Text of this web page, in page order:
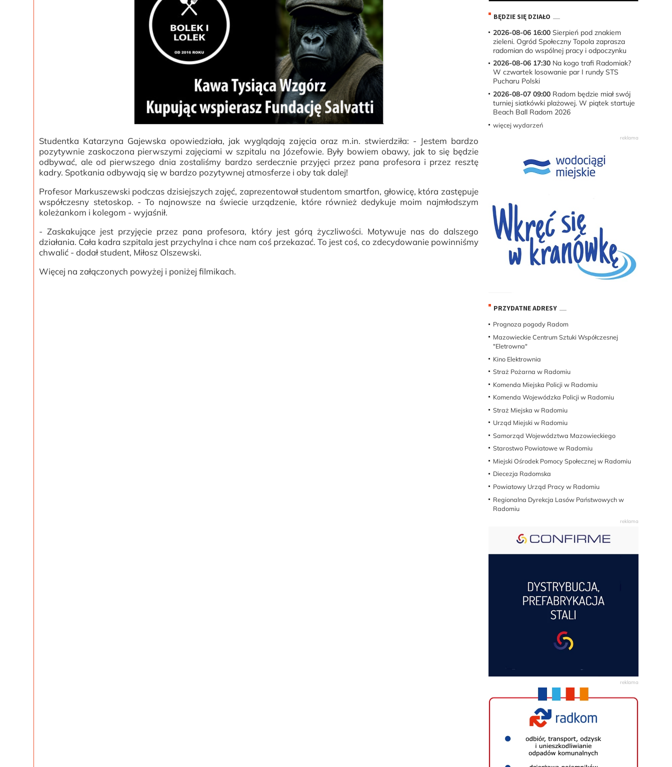
Studentka Katarzyna Gajewska opowiedziała, jak wyglądają zajęcia oraz m.in. stwierdziła: - Jestem bardzo
pozytywnie zaskoczona pierwszymi zajęciami w szpitalu na Józefowie. Były bowiem obawy, jak to się będzie
odbywać, ale od pierwszego dnia zostaliśmy bardzo serdecznie przyjęci przez pana profesora i przez resztę
kadry. Spotkania odbywają się w bardzo pozytywnej atmosferze i oby tak dalej!
Profesor Markuszewski podczas dzisiejszych zajęć, zaprezentował studentom smartfon, głowicę, która zastępuje
współczesny stetoskop. - To najnowsze na świecie urządzenie, które również dedykuje moim najmłodszym
koleżankom i kolegom - wyjaśnił.
- Zaskakujące jest przyjęcie przez pana profesora, który jest górą życzliwości. Motywuje nas do dalszego
działania. Cała kadra szpitala jest przychylna i chce nam coś przekazać. To jest coś, co zdecydowanie powinniśmy
chwalić - dodał student, Miłosz Olszewski.
Więcej na załączonych powyżej i poniżej filmikach.
BĘDZIE SIĘ DZIAŁO
2026-08-06 16:00Sierpień pod znakiem
zieleni. Ogród Społeczny Topola zaprasza
radomian do wspólnej pracy i odpoczynku
2026-08-06 17:30Na kogo trafi Radomiak?
W czwartek losowanie par I rundy STS
Pucharu Polski
2026-08-07 09:00Radom będzie miał swój
turniej siatkówki plażowej. W piątek startuje
Beach Ball Radom 2026
więcej wydarzeń
PRZYDATNE ADRESY
Prognoza pogody Radom
Mazowieckie Centrum Sztuki Współczesnej
"Eletrowna"
Kino Elektrownia
Straż Pożarna w Radomiu
Komenda Miejska Policji w Radomiu
Komenda Wojewódzka Policji w Radomiu
Straż Miejska w Radomiu
Urząd Miejski w Radomiu
Samorząd Województwa Mazowieckiego
Starostwo Powiatowe w Radomiu
Miejski Ośrodek Pomocy Społecznej w Radomiu
Diecezja Radomska
Powiatowy Urząd Pracy w Radomiu
Regionalna Dyrekcja Lasów Państwowych w
Radomiu